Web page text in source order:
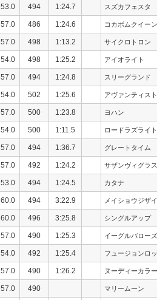
53.0 494 1:24.7 スズカフェスタ
57.0 486 1:24.6 コカボムクイーン
57.0 498 1:13.2 サイクロトロン
54.0 498 1:25.2 アイオライト
57.0 494 1:24.8 スリーグランド
54.0 502 1:25.6 アヴァンティスト
57.0 500 1:23.8 ヨハン
54.0 500 1:11.5 ロードラズライト
57.0 494 1:36.7 グレートタイム
57.0 492 1:24.2 サザンヴィグラス
53.0 494 1:24.5 カタナ
60.0 494 3:22.9 メイショウジザイ
60.0 496 3:25.8 シングルアップ
57.0 490 1:25.3 イーグルバローズ
54.0 492 1:25.4 フュージョンロ
57.0 490 1:26.2 ヌーディーカラー
57.0 490 マリームーン